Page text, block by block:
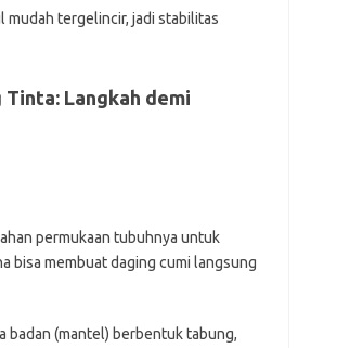
mudah tergelincir, jadi stabilitas
Tinta: Langkah demi
permukaan tubuhnya untuk
bisa membuat daging cumi langsung
badan (mantel) berbentuk tabung,